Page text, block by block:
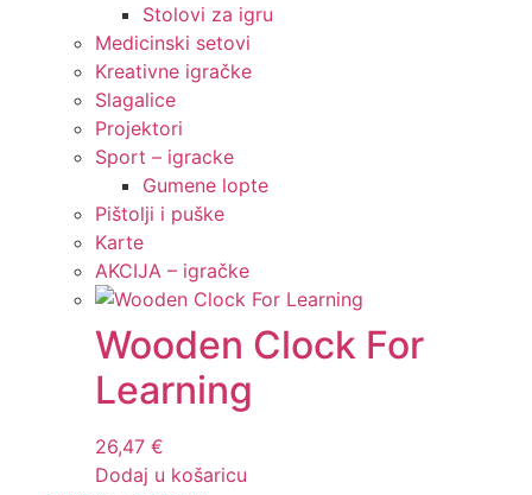
Stolovi za igru
Medicinski setovi
Kreativne igračke
Slagalice
Projektori
Sport – igracke
Gumene lopte
Pištolji i puške
Karte
AKCIJA – igračke
Wooden Clock For
Learning
26,47 €
Dodaj u košaricu